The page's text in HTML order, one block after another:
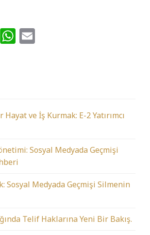
LinkedIn
WhatsApp
Hayat ve İş Kurmak: E-2 Yatırımcı
Sosyal Medyada Geçmişi
Sosyal Medyada Geçmişi Silmenin
Telif Haklarına Yeni Bir Bakış.